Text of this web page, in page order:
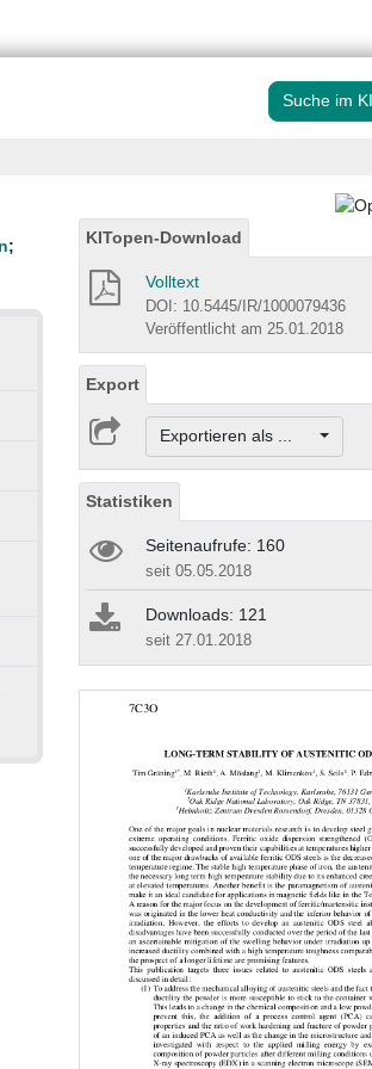
Suche im
;
KITopen-Download
Volltext
DOI: 10.5445/IR/1000079436
Veröffentlicht am 25.01.2018
Export
Exportieren als ...
Statistiken
Seitenaufrufe: 160
seit 05.05.2018
Downloads: 121
seit 27.01.2018